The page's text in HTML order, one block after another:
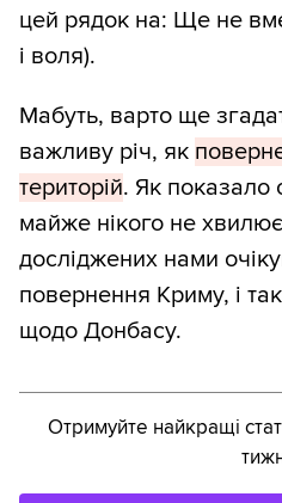
цей рядок на: Ще не
і воля).
Мабуть, варто ще
важливу річ, як
територій. Як показало
майже нікого не
досліджених нами
повернення Криму, і
щодо Донбасу.
Отримуйте найкращі